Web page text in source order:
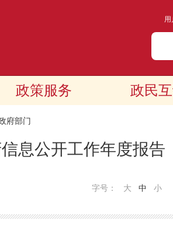
用
政策服务 政民
府部门
息公开工作年度报告
字号： 大 中 小